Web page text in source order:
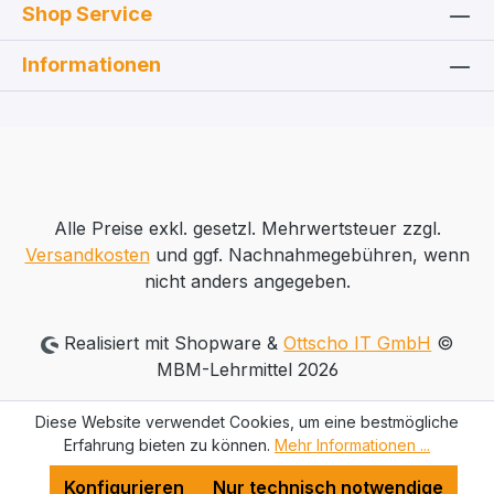
auskommt. Er benutzt eine MBM-
Zweirohrmuffe mit Kunststoffkappe und
klemmt dieselbe an einer beliebigen,
Shop Service
Informationen
Alle Preise exkl. gesetzl. Mehrwertsteuer zzgl.
Versandkostenund ggf. Nachnahmegebühren, wenn
nicht anders angegeben.
Realisiert mit Shopware &Ottscho IT GmbH ©
MBM-Lehrmittel 2026
Diese Website verwendet Cookies, um eine bestmögliche
Erfahrung bieten zu können. Mehr Informationen ...
Nur technisch notwendige
Konfigurieren